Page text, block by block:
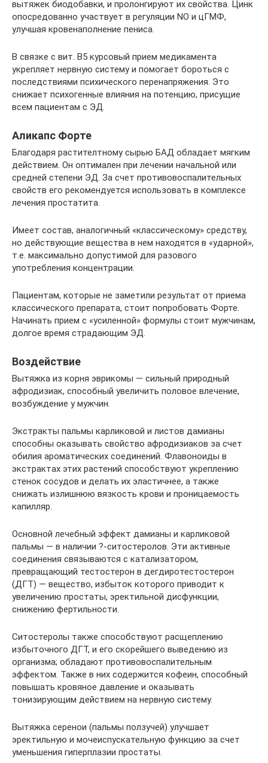
вытяжек биодобавки, и пролонгируют их свойства. Цинк
опосредованно участвует в регуляции NO и цГМФ,
улучшая кровенаполнение пениса.
В связке с вит. В5 курсовый прием медикамента
укрепляет нервную систему и помогает бороться с
последствиями психического перенапряжения. Это
снижает психогенные влияния на потенцию, присущие
всем пациентам с ЭД.
Аликапс Форте
Благодаря растителтному сырью БАД обладает мягким
действием. Он оптимален при лечении начальной или
средней степени ЭД. За счет противовоспалительных
свойств его рекомендуется использовать в комплексе
лечения простатита.
Имеет состав, аналогичный «классическому» средству,
но действующие вещества в нем находятся в «ударной»,
т.е. максимально допустимой для разового
употребления концентрации.
Пациентам, которые не заметили результат от приема
классического препарата, стоит попробовать Форте.
Начинать прием с «усиленной» формулы стоит мужчинам,
долгое время страдающим ЭД.
Воздействие
Вытяжка из корня эврикомы — сильный природный
афродизиак, способный увеличить половое влечение,
возбуждение у мужчин.
Экстракты пальмы карликовой и листов дамианы
способны оказывать свойство афродизиаков за счет
обилия ароматических соединений. Флавоноиды в
экстрактах этих растений способствуют укреплению
стенок сосудов и делать их эластичнее, а также
снижать излишнюю вязкость крови и проницаемость
капилляр.
Основной лечебный эффект дамианы и карликовой
пальмы — в наличии ?-ситостеролов. Эти активные
соединения связываются с катализатором,
превращающий тестостерон в дегдиротестостерон
(ДГТ) — вещество, избыток которого приводит к
увеличению простаты, эректильной дисфункции,
снижению фертильности.
Ситостеролы также способствуют расщеплению
избыточного ДГТ, и его скорейшего выведению из
организма; обладают противовоспалительным
эффектом. Также в них содержится кофеин, способный
повышать кровяное давление и оказывать
тонизирующим действием на нервную систему.
Вытяжка серенои (пальмы ползучей) улучшает
эректильную и мочеиспускательную функцию за счет
уменьшения гиперплазии простаты.